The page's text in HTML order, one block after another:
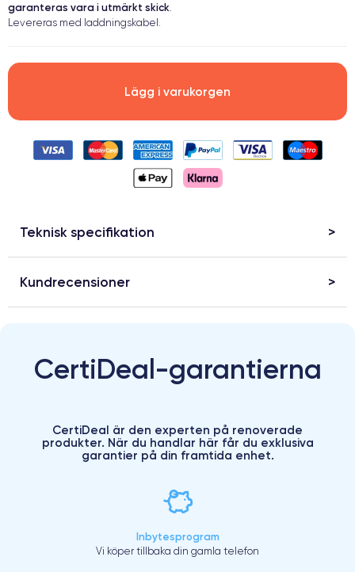
garanteras vara i utmärkt skick.
Levereras med laddningskabel.
Lägg i varukorgen
Teknisk specifikation
Kundrecensioner
CertiDeal-garantierna
CertiDeal är den experten på renoverade
produkter. När du handlar här får du exklusiva
garantier på din framtida enhet.
Inbytesprogram
Vi köper tillbaka din gamla telefon